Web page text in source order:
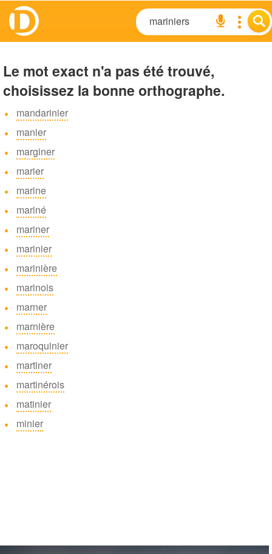
Le mot exact n'a pas été trouvé,
choisissez la bonne orthographe.
mandarinier
manier
marginer
marier
marine
mariné
mariner
marinier
marinière
marinois
marner
marnière
maroquinier
martiner
martinérois
matinier
minier